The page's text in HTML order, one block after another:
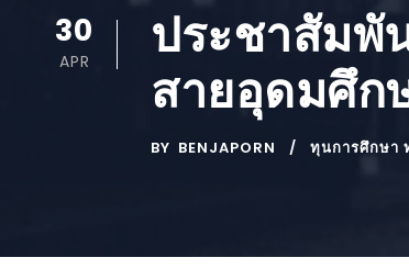
30
APR
ประชาสัมพั
สายอุดมศึก
BY BENJAPORN ทุนการศึกษา